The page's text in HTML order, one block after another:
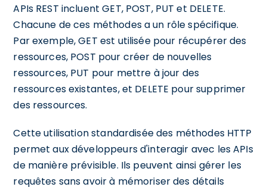
APIs REST incluent GET, POST, PUT et DELETE.
Chacune de ces méthodes a un rôle spécifique.
Par exemple, GET est utilisée pour récupérer des
ressources, POST pour créer de nouvelles
ressources, PUT pour mettre à jour des
ressources existantes, et DELETE pour supprimer
des ressources.
Cette utilisation standardisée des méthodes HTTP
permet aux développeurs d'interagir avec les APIs
de manière prévisible. Ils peuvent ainsi gérer les
requêtes sans avoir à mémoriser des détails